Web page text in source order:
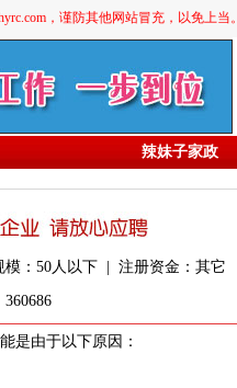
，谨防其他网站冒充，以免上当。
辣妹子家政
：50人以下 | 注册资金：其它
是由于以下原因：